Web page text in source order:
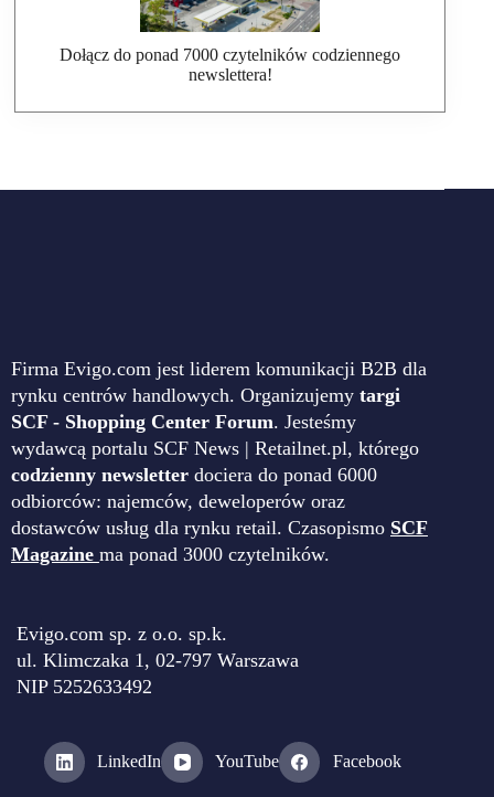
Dołącz do ponad 7000 czytelników codziennego
newslettera!
Firma Evigo.com jest liderem komunikacji B2B dla
rynku centrów handlowych. Organizujemy targi
SCF - Shopping Center Forum. Jesteśmy
wydawcą portalu SCF News | Retailnet.pl, którego
codzienny newsletter dociera do ponad 6000
odbiorców: najemców, deweloperów oraz
dostawców usług dla rynku retail. Czasopismo SCF
Magazine ma ponad 3000 czytelników.
Evigo.com sp. z o.o. sp.k.
ul. Klimczaka 1, 02-797 Warszawa
NIP 5252633492
LinkedIn YouTube Facebook